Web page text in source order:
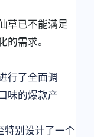
草已不能满足
的需求。
行了全面调
味的爆款产
特别设计了一个